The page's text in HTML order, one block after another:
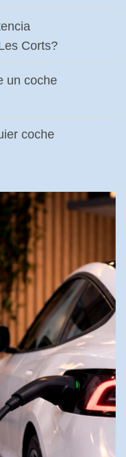
Corts?
un coche
coche